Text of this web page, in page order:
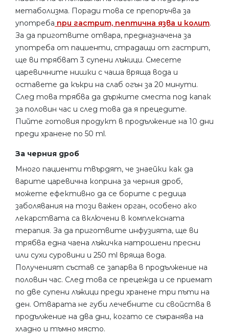
метаболизма. Поради това се препоръчва за
употреба при гастрит, пептична язва и колит.
За да приготвите отвара, предназначена за
употреба от пациенти, страдащи от гастрит,
ще ви трябват 3 супени лъжици. Смесете
царевичните нишки с чаша вряща вода и
оставете да къкри на слаб огън за 20 минути.
След това трябва да държите сместа под капак
за половин час и след това да я прецедите.
Пийте готовия продукт в продължение на 10 дни
преди хранене по 50 ml.
За черния дроб
Много пациенти твърдят, че знаейки как да
варите царевична коприна за черния дроб,
можете ефективно да се борите с редица
заболявания на този важен орган, особено ако
лекарствата са включени в комплексната
терапия. За да приготвите инфузията, ще ви
трябва една чаена лъжичка натрошени пресни
или сухи суровини и 250 ml вряща вода.
Полученият състав се запарва в продължение на
половин час. След това се прецежда и се приемат
по две супени лъжици преди хранене три пъти на
ден. Отварата не губи лечебните си свойства в
продължение на два дни, когато се съхранява на
хладно и тъмно място.